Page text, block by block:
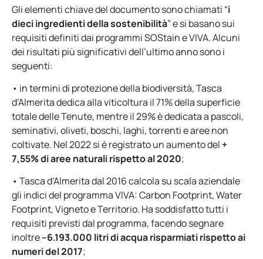
Gli elementi chiave del documento sono chiamati “i
dieci ingredienti della sostenibilità” e si basano sui
requisiti definiti dai programmi SOStain e VIVA. Alcuni
dei risultati più significativi dell’ultimo anno sono i
seguenti:
• in termini di protezione della biodiversità, Tasca
d’Almerita dedica alla viticoltura il 71% della superficie
totale delle Tenute, mentre il 29% è dedicata a pascoli,
seminativi, oliveti, boschi, laghi, torrenti e aree non
coltivate. Nel 2022 si è registrato un aumento del +
7,55% di aree naturali rispetto al 2020;
• Tasca d’Almerita dal 2016 calcola su scala aziendale
gli indici del programma VIVA: Carbon Footprint, Water
Footprint, Vigneto e Territorio. Ha soddisfatto tutti i
requisiti previsti dal programma, facendo segnare
inoltre–6.193.000 litri di acqua risparmiatirispetto ai
numeri del 2017;